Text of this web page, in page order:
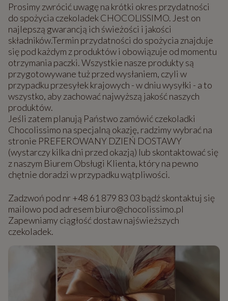
Prosimy zwrócić uwagę na krótki okres przydatności
do spożycia czekoladek CHOCOLISSIMO. Jest on
najlepszą gwarancją ich świeżości i jakości
składników.Termin przydatności do spożycia znajduje
się pod każdym z produktów i obowiązuje od momentu
otrzymania paczki. Wszystkie nasze produkty są
przygotowywane tuż przed wysłaniem, czyli w
przypadku przesyłek krajowych - w dniu wysyłki - a to
wszystko, aby zachować najwyższą jakość naszych
produktów.
Jeśli zatem planują Państwo zamówić czekoladki
Chocolissimo na specjalną okazję, radzimy wybrać na
stronie PREFEROWANY DZIEŃ DOSTAWY
(wystarczy kilka dni przed okazją) lub skontaktować się
z naszym Biurem Obsługi Klienta, który na pewno
chętnie doradzi w przypadku wątpliwości.
Zadzwoń pod nr +48 61 879 83 03 bądź skontaktuj się
mailowo pod adresem biuro@chocolissimo.pl
Zapewniamy ciągłość dostaw najświeższych
czekoladek.